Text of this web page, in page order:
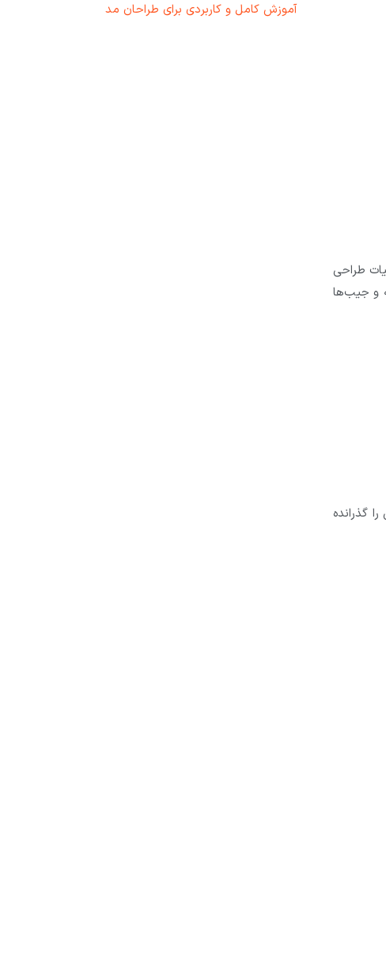
طراحی
و جیب‌ها
گذرانده
آموزش کامل و کاربردی برای طراحان مد